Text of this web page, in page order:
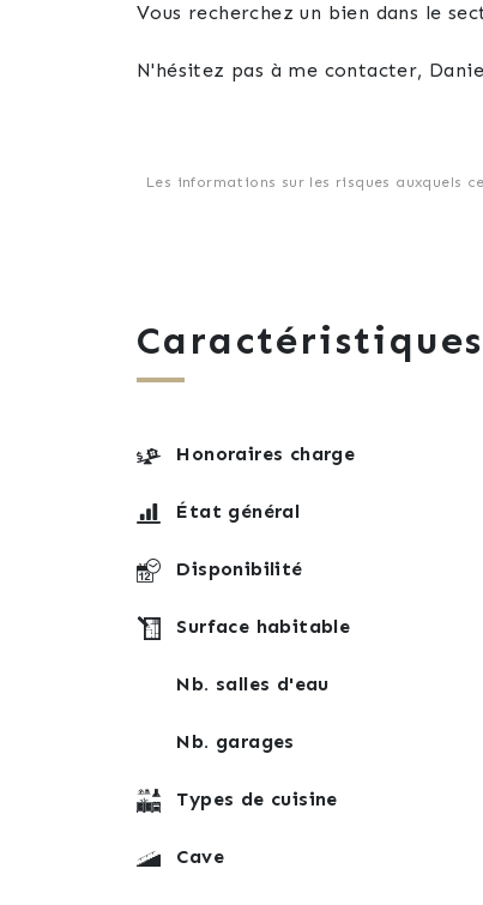
Vous recherchez un bien dans le
N'hésitez pas à me contacter,
Les informations sur les risques auxquels
Caractéristiques
Honoraires charge
État général
Disponibilité
Surface habitable
Nb. salles d'eau
Nb. garages
Types de cuisine
Cave